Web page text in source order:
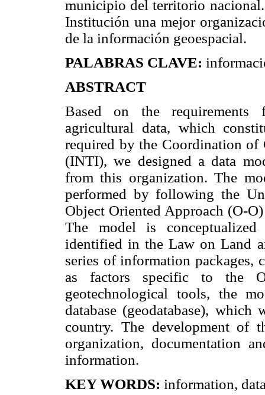
municipio del territorio
Institución una mejor
de la información geoespacial.
PALABRAS CLAVE:
ABSTRACT
Based on the requirements
agricultural data, which
required by the Coordination
(INTI), we designed a data
from this organization. The
performed by following the
Object Oriented Approach (O-
The model is conceptualized
identified in the Law on Land
series of information packages,
as factors specific to the
geotechnological tools, the
database (geodatabase),
country. The development of
organization, documentation
information.
KEY WORDS: information,